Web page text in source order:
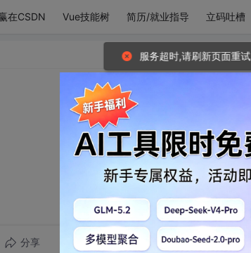
在CSDN Vue技能树 简历/就业指导 立码吐槽
分享 转发到动态 举报
服务超时,请刷新页面重试